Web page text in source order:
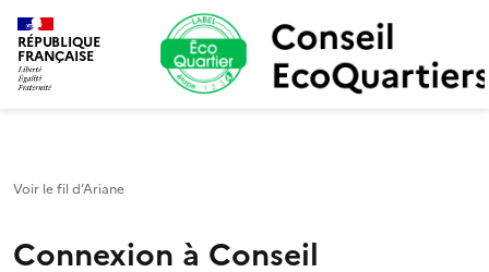
Conseil Ecoquartiers
RÉPUBLIQUE
FRANÇAISE
Voir le fil d’Ariane
Connexion à Conseil